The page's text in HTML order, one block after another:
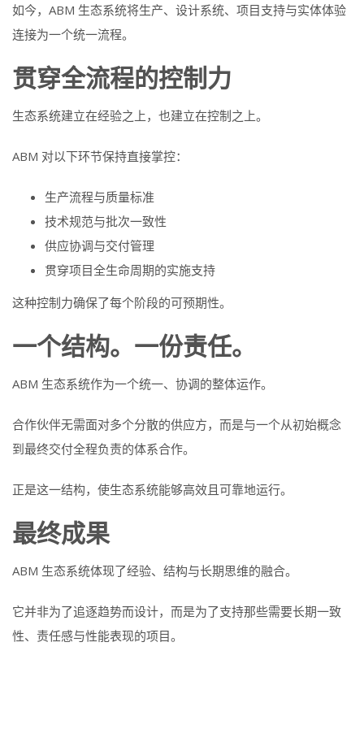
如今，ABM 生态系统将生产、设计系统、项目支持与实体体验
连接为一个统一流程。
贯穿全流程的控制力
生态系统建立在经验之上，也建立在控制之上。
ABM 对以下环节保持直接掌控：
生产流程与质量标准
技术规范与批次一致性
供应协调与交付管理
贯穿项目全生命周期的实施支持
这种控制力确保了每个阶段的可预期性。
一个结构。一份责任。
ABM 生态系统作为一个统一、协调的整体运作。
合作伙伴无需面对多个分散的供应方，而是与一个从初始概念
到最终交付全程负责的体系合作。
正是这一结构，使生态系统能够高效且可靠地运行。
最终成果
ABM 生态系统体现了经验、结构与长期思维的融合。
它并非为了追逐趋势而设计，而是为了支持那些需要长期一致
性、责任感与性能表现的项目。